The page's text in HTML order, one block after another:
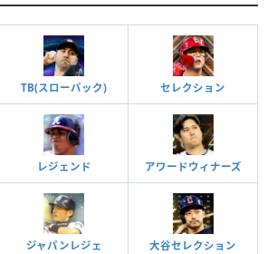
TB(スローバック) セレクション
レジェンド アワードウィナーズ
ジャパンレジェ 大谷セレクション